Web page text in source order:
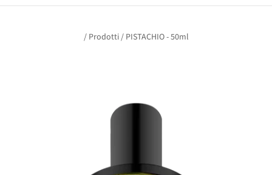
/ Prodotti/ PISTACHIO - 50ml